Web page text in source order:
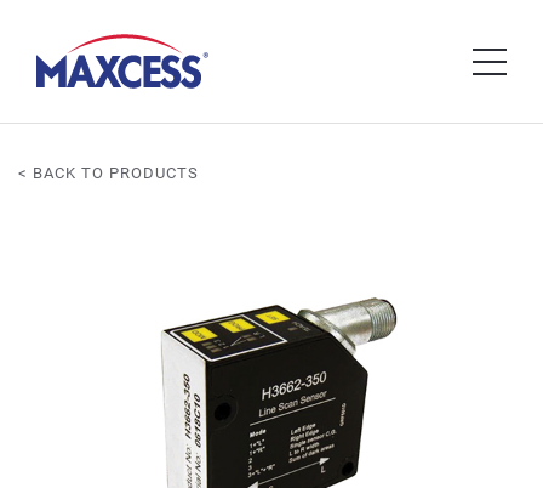
< BACK TO PRODUCTS